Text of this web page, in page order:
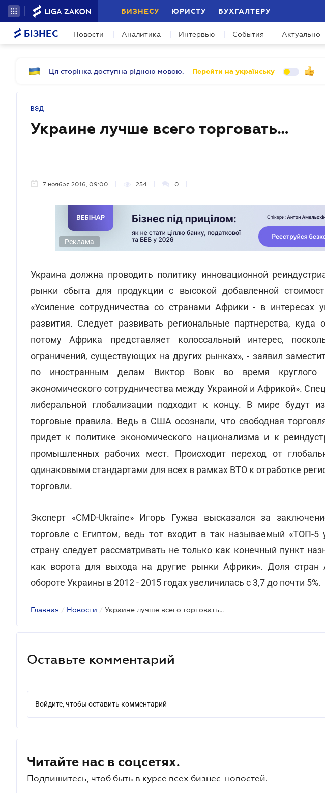
БИЗНЕСУ ЮРИСТУ БУХГАЛТЕРУ
БІЗНЕС Новости Аналитика Интервью События Актуально
Ця сторінка доступна рідною мовою. Перейти на українську
ВЭД
Украине лучше всего торговать…
7 ноября 2016, 09:00 254 0
Реклама
Украина должна проводить политику инновационной
рынки сбыта для продукции с высокой добавленной
«Усиление сотрудничества со странами Африки - в интересах
развития. Следует развивать региональные партнерства, куда
потому Африка представляет колоссальный интерес,
ограничений, существующих на других рынках», - заявил
по иностранным делам Виктор Вовк во время круглого
экономического сотрудничества между Украиной и Африкой».
либеральной глобализации подходит к концу. В мире будут
торговые правила. Ведь в США осознали, что свободная
придет к политике экономического национализма и к
промышленных рабочих мест. Происходит переход от
одинаковыми стандартами для всех в рамках ВТО к отработке
торговли.
Эксперт «CMD-Ukraine» Игорь Гужва высказался за
торговле с Египтом, ведь тот входит в так называемый «ТОП-5
страну следует рассматривать не только как конечный пункт
как ворота для выхода на другие рынки Африки». Доля стран
обороте Украины в 2012 - 2015 годах увеличилась с 3,7 до почти 5%.
Главная / Новости / Украине лучше всего торговать…
Оставьте комментарий
Войдите, чтобы оставить комментарий
Читайте нас в соцсетях.
Подпишитесь, чтоб быть в курсе всех бизнес-новостей.